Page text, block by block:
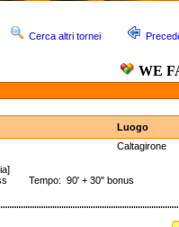
Cerca altri tornei
WE
Luogo
Caltagirone
Tempo: 90' + 30" bonus